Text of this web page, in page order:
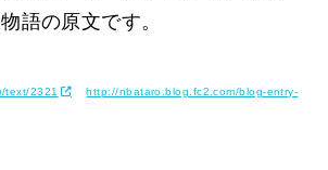
語の原文です。
text/2321 http://nbataro.blog.fc2.com/blog-entry-